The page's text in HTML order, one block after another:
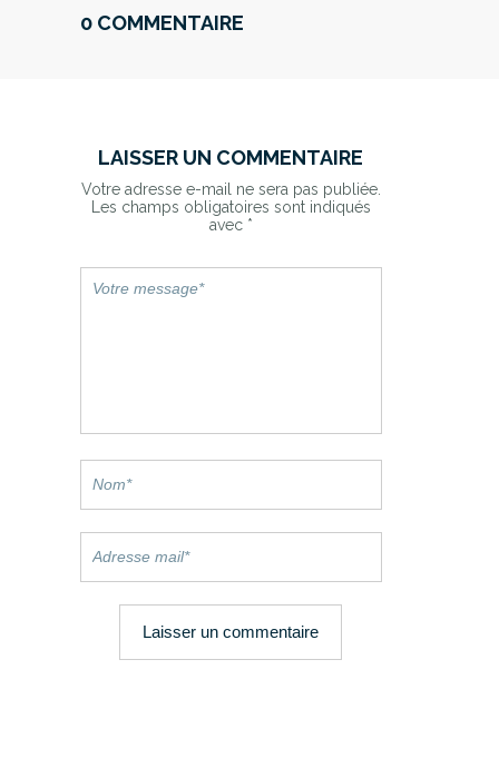
0 COMMENTAIRE
LAISSER UN COMMENTAIRE
Votre adresse e-mail ne sera pas publiée.
Les champs obligatoires sont indiqués
avec *